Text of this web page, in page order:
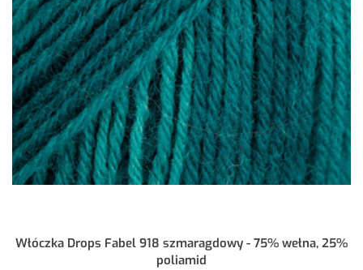
Włóczka Drops Fabel 918 szmaragdowy - 75% wełna, 25%
poliamid